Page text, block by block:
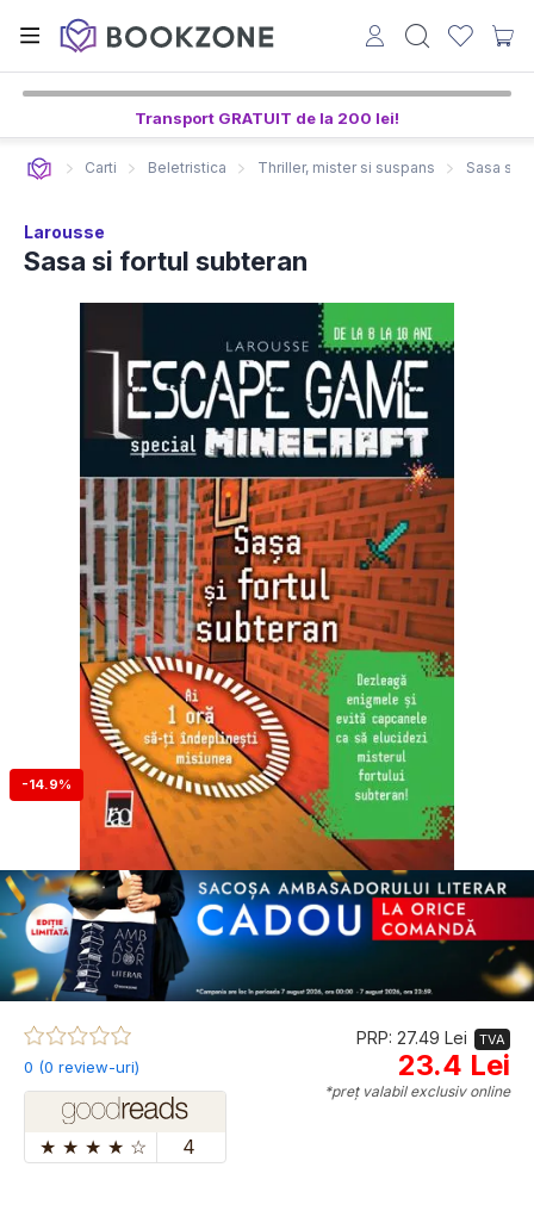
Transport GRATUIT de la 200 lei!
Carti Beletristica Thriller, mister si suspans Sasa si
Larousse
Sasa si fortul subteran
-14.9%
0 (0 review-uri)
★ ★ ★ ★ ☆ 4
PRP: 27.49 Lei TVA
23.4 Lei
*preț valabil exclusiv online